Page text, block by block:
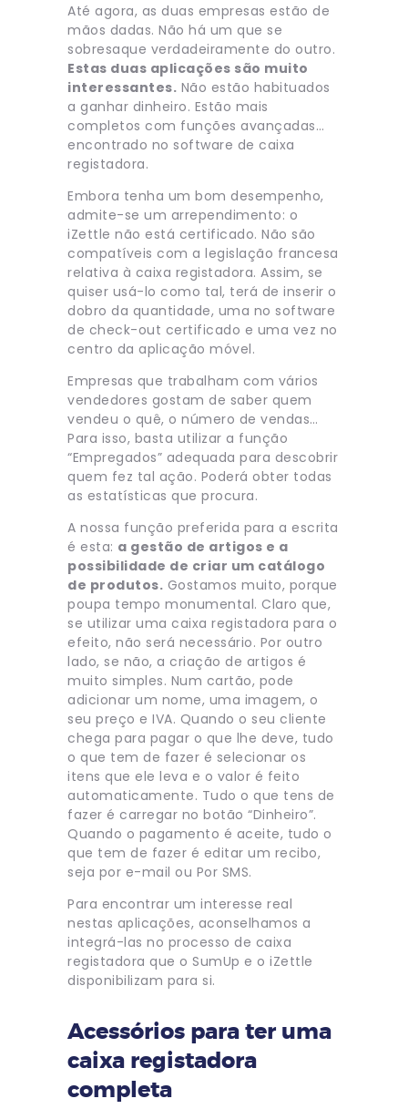
Até agora, as duas empresas estão de
mãos dadas. Não há um que se
sobresaque verdadeiramente do outro.
Estas duas aplicações são muito
interessantes. Não estão habituados
a ganhar dinheiro. Estão mais
completos com funções avançadas…
encontrado no software de caixa
registadora.
Embora tenha um bom desempenho,
admite-se um arrependimento: o
iZettle não está certificado. Não são
compatíveis com a legislação francesa
relativa à caixa registadora. Assim, se
quiser usá-lo como tal, terá de inserir o
dobro da quantidade, uma no software
de check-out certificado e uma vez no
centro da aplicação móvel.
Empresas que trabalham com vários
vendedores gostam de saber quem
vendeu o quê, o número de vendas…
Para isso, basta utilizar a função
“Empregados” adequada para descobrir
quem fez tal ação. Poderá obter todas
as estatísticas que procura.
A nossa função preferida para a escrita
é esta: a gestão de artigos e a
possibilidade de criar um catálogo
de produtos. Gostamos muito, porque
poupa tempo monumental. Claro que,
se utilizar uma caixa registadora para o
efeito, não será necessário. Por outro
lado, se não, a criação de artigos é
muito simples. Num cartão, pode
adicionar um nome, uma imagem, o
seu preço e IVA. Quando o seu cliente
chega para pagar o que lhe deve, tudo
o que tem de fazer é selecionar os
itens que ele leva e o valor é feito
automaticamente. Tudo o que tens de
fazer é carregar no botão “Dinheiro”.
Quando o pagamento é aceite, tudo o
que tem de fazer é editar um recibo,
seja por e-mail ou Por SMS.
Para encontrar um interesse real
nestas aplicações, aconselhamos a
integrá-las no processo de caixa
registadora que o SumUp e o iZettle
disponibilizam para si.
Acessórios para ter uma
caixa registadora
completa